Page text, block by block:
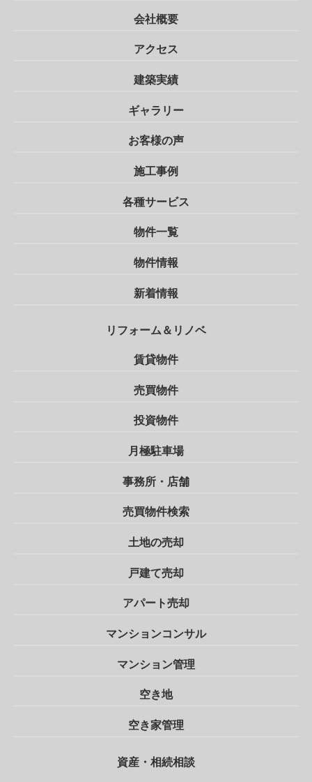
会社概要
アクセス
建築実績
ギャラリー
お客様の声
施工事例
各種サービス
物件一覧
物件情報
新着情報
リフォーム＆リノベ
賃貸物件
売買物件
投資物件
月極駐車場
事務所・店舗
売買物件検索
土地の売却
戸建て売却
アパート売却
マンションコンサル
マンション管理
空き地
空き家管理
資産・相続相談